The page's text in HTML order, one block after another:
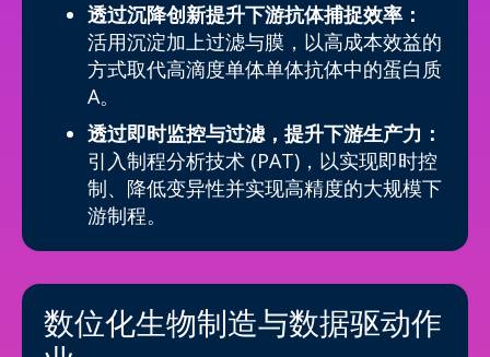
透过沉降创新提升下游抗体捕捉效率：
活用沉淀加上过滤与膜，以高成本效益的
方式取代高滴度单体单体抗体中的蛋白质
A。
透过即时监控与过滤，提升下游生产力：
引入制程分析技术 (PAT)，以实现即时控
制、降低变异性并实现高精度的大规模下
游制程。
数位化生物制造与数据驱动作